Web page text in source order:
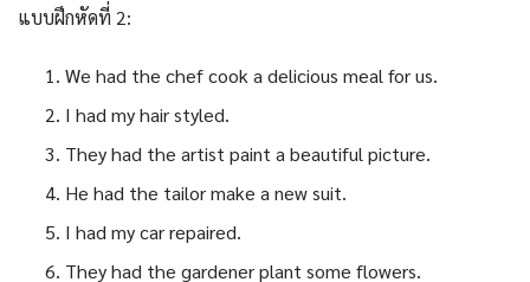
แบบฝึกหัดที่ 2:
We had the chef cook a delicious meal for us.
I had my hair styled.
They had the artist paint a beautiful picture.
He had the tailor make a new suit.
I had my car repaired.
They had the gardener plant some flowers.